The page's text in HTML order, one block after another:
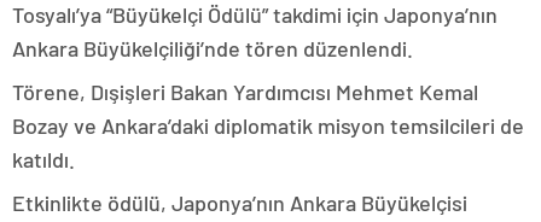
Tosyalı’ya “Büyükelçi Ödülü” takdimi için Japonya’nın
Ankara Büyükelçiliği’nde tören düzenlendi.
Törene, Dışişleri Bakan Yardımcısı Mehmet Kemal
Bozay ve Ankara’daki diplomatik misyon temsilcileri de
katıldı.
Etkinlikte ödülü, Japonya’nın Ankara Büyükelçisi